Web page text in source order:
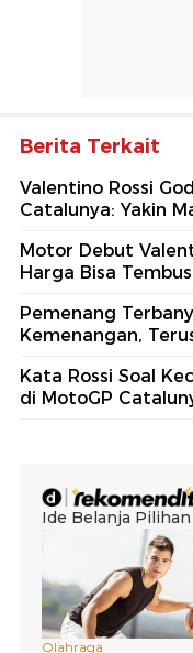
Berita Terkait
Valentino Rossi
Catalunya: Yakin
Motor Debut
Harga Bisa
Pemenang
Kemenangan,
Kata Rossi Soal
di MotoGP